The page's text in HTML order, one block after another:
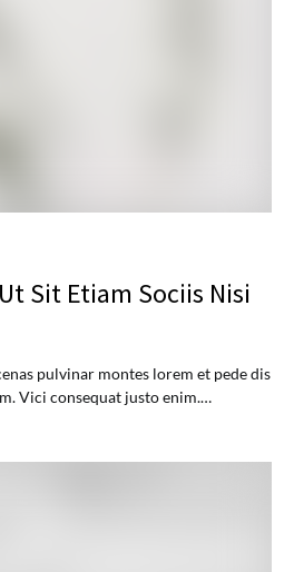
Sit Etiam Sociis Nisi
pulvinar montes lorem et pede dis
Vici consequat justo enim.…